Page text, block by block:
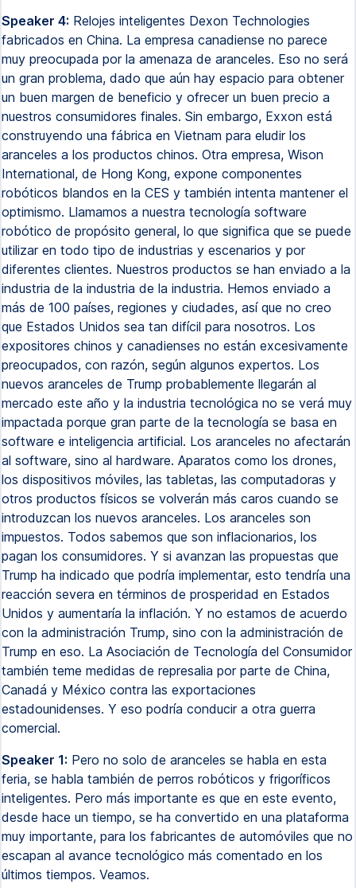
Speaker 4: Relojes inteligentes Dexon Technologies
fabricados en China. La empresa canadiense no parece
muy preocupada por la amenaza de aranceles. Eso no será
un gran problema, dado que aún hay espacio para obtener
un buen margen de beneficio y ofrecer un buen precio a
nuestros consumidores finales. Sin embargo, Exxon está
construyendo una fábrica en Vietnam para eludir los
aranceles a los productos chinos. Otra empresa, Wison
International, de Hong Kong, expone componentes
robóticos blandos en la CES y también intenta mantener el
optimismo. Llamamos a nuestra tecnología software
robótico de propósito general, lo que significa que se puede
utilizar en todo tipo de industrias y escenarios y por
diferentes clientes. Nuestros productos se han enviado a la
industria de la industria de la industria. Hemos enviado a
más de 100 países, regiones y ciudades, así que no creo
que Estados Unidos sea tan difícil para nosotros. Los
expositores chinos y canadienses no están excesivamente
preocupados, con razón, según algunos expertos. Los
nuevos aranceles de Trump probablemente llegarán al
mercado este año y la industria tecnológica no se verá muy
impactada porque gran parte de la tecnología se basa en
software e inteligencia artificial. Los aranceles no afectarán
al software, sino al hardware. Aparatos como los drones,
los dispositivos móviles, las tabletas, las computadoras y
otros productos físicos se volverán más caros cuando se
introduzcan los nuevos aranceles. Los aranceles son
impuestos. Todos sabemos que son inflacionarios, los
pagan los consumidores. Y si avanzan las propuestas que
Trump ha indicado que podría implementar, esto tendría una
reacción severa en términos de prosperidad en Estados
Unidos y aumentaría la inflación. Y no estamos de acuerdo
con la administración Trump, sino con la administración de
Trump en eso. La Asociación de Tecnología del Consumidor
también teme medidas de represalia por parte de China,
Canadá y México contra las exportaciones
estadounidenses. Y eso podría conducir a otra guerra
comercial.
Speaker 1: Pero no solo de aranceles se habla en esta
feria, se habla también de perros robóticos y frigoríficos
inteligentes. Pero más importante es que en este evento,
desde hace un tiempo, se ha convertido en una plataforma
muy importante, para los fabricantes de automóviles que no
escapan al avance tecnológico más comentado en los
últimos tiempos. Veamos.